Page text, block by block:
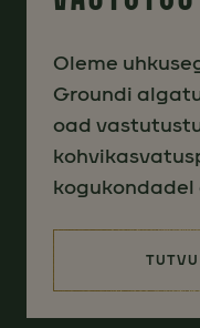
Oleme
Groundi
oad
kogukondadel